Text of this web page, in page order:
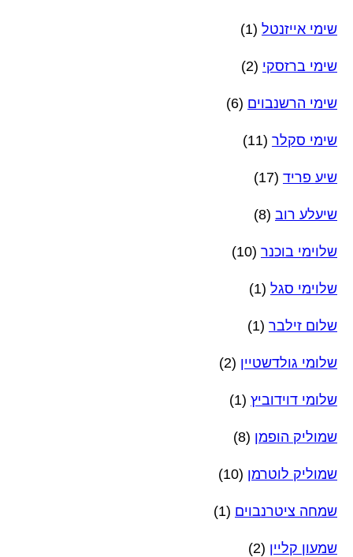
שימי אייזנטל (1)
שימי ברזסקי (2)
שימי הרשנבוים (6)
שימי סקלר (11)
שיע פריד (17)
שיעלע רוב (8)
שלוימי בוכנר (10)
שלוימי סגל (1)
שלום זילבר (1)
שלומי גולדשטיין (2)
שלומי דוידוביץ (1)
שמוליק הופמן (8)
שמוליק לוטרמן (10)
שמחה ציטרנבוים (1)
שמעון קליין (2)